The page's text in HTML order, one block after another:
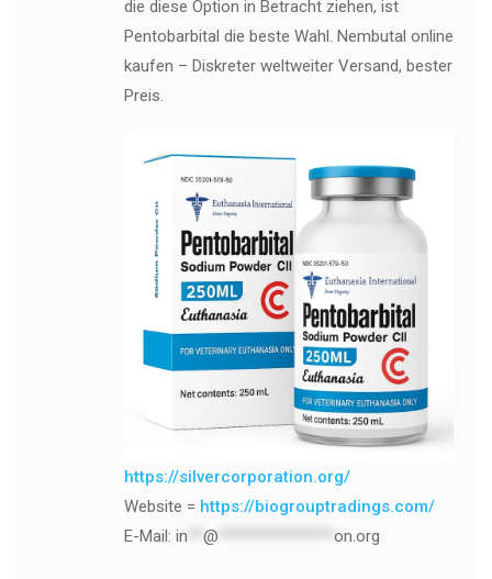
die diese Option in Betracht ziehen, ist
Pentobarbital die beste Wahl. Nembutal online
kaufen – Diskreter weltweiter Versand, bester
Preis.
https://silvercorporation.org/
Website = https://biogrouptradings.com/
E-Mail: in @ on.org